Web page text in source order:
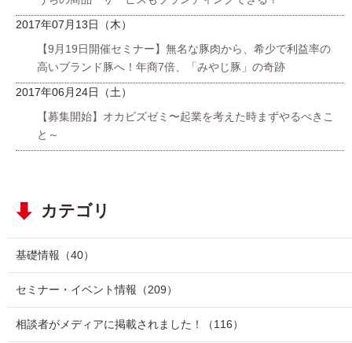
2017年07月13日（木）
【9月19日開催セミナー】無名な豚肉から、希少で利益率の
高いブランド豚へ！年商7倍、「みやじ豚」の奇跡
2017年06月24日（土）
【募集開始】オカビズゼミ〜起業を考えた時まずやるべきこ
と～
カテゴリ
基礎情報 （40）
セミナー・イベント情報 （209）
相談者がメディアに掲載されました！ （116）